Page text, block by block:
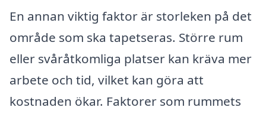
En annan viktig faktor är storleken på det
område som ska tapetseras. Större rum
eller svåråtkomliga platser kan kräva mer
arbete och tid, vilket kan göra att
kostnaden ökar. Faktorer som rummets